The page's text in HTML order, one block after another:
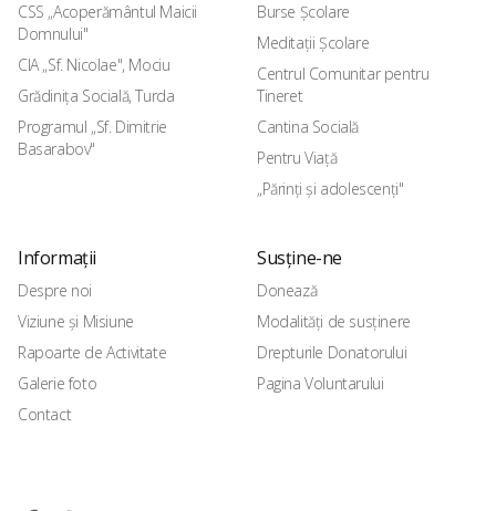
CSS „Acoperământul Maicii
Domnului"
CIA „Sf. Nicolae", Mociu
Grădinița Socială, Turda
Programul „Sf. Dimitrie
Basarabov"
Burse Școlare
Meditații Școlare
Centrul Comunitar pentru
Tineret
Cantina Socială
Pentru Viață
„Părinți și adolescenți"
Informații
Despre noi
Viziune și Misiune
Rapoarte de Activitate
Galerie foto
Contact
Susține-ne
Donează
Modalități de susținere
Drepturile Donatorului
Pagina Voluntarului